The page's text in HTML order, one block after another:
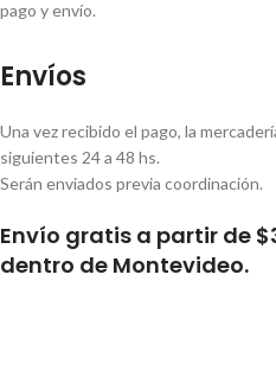
pago y envío.
Envíos
Una vez recibido el pago, la
siguientes 24 a 48 hs.
Serán enviados previa coordinación.
Envío gratis a partir de
dentro de Montevideo.